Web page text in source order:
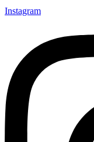
Instagram